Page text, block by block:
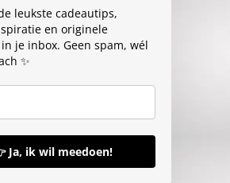
leukste cadeautips,
en originele
je inbox. Geen spam, wél
✨
Ja, ik wil meedoen!